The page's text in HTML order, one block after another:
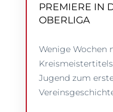
PREMIERE IN
OBERLIGA
Wenige Wochen
Jugend zum